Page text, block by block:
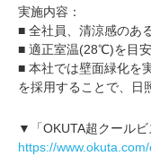
実施内容：
■ 全社員、清涼感のあ
■ 適正室温(28℃)を目安
■ 本社では壁面緑化を
を採用することで、日
▼「OKUTA超クール
https://